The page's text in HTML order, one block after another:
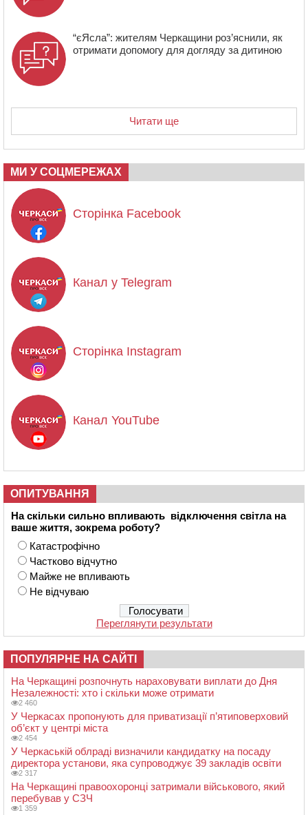
“єЯсла”: жителям Черкащини роз’яснили, як
отримати допомогу для догляду за дитиною
Читати ще
МИ У СОЦМЕРЕЖАХ
Сторінка Facebook
Канал у Telegram
Сторінка Instagram
Канал YouTube
ОПИТУВАННЯ
На скільки сильно впливають відключення світла на
ваше життя, зокрема роботу?
Катастрофічно
Частково відчутно
Майже не впливають
Не відчуваю
Переглянути результати
ПОПУЛЯРНЕ НА САЙТІ
На Черкащині розпочнуть нараховувати виплати до Дня
Незалежності: хто і скільки може отримати
2 460
У Черкасах пропонують для приватизації п’ятиповерховий
об’єкт у центрі міста
2 454
У Черкаській облраді визначили кандидатку на посаду
директора установи, яка супроводжує 39 закладів освіти
2 317
На Черкащині правоохоронці затримали військового, який
перебував у СЗЧ
1 359